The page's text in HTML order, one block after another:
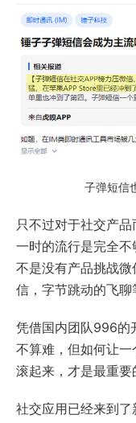
子弹短信
只不过对于社交产
一时的流行是完全
不是没有产品挑战
信，字节跳动的飞聊
凭借国内团队996的
不算难，但如何让
滚起来，才是最重要
社交应用已经来到